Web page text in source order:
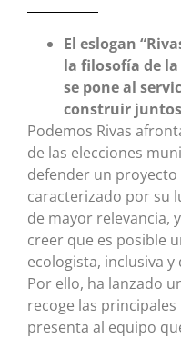
El eslogan
la filosofía de
se pone al
construir
Podemos Rivas
de las elecciones
defender un
caracterizado por su
de mayor relevancia,
creer que es posible
ecologista, inclusiva
Por ello, ha lanzado
recoge las
presenta al equipo